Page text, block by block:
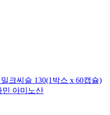
크씨슬 130(1박스 x 60캡슐)
민 아미노산